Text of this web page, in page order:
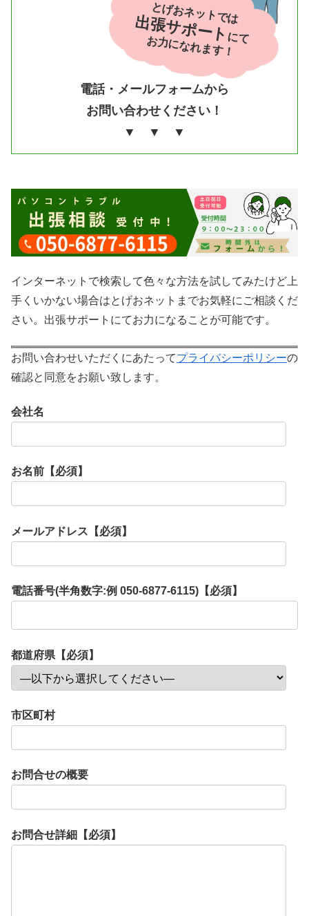
電話・メールフォームから
お問い合わせください！
▼ ▼ ▼
とげおネットでは
出張サポートにて
お力になれます！
インターネットで検索して色々な方法を試してみたけど上
手くいかない場合はとげおネットまでお気軽にご相談くだ
さい。出張サポートにてお力になることが可能です。
お問い合わせいただくにあたってプライバシーポリシーの
確認と同意をお願い致します。
会社名
お名前【必須】
メールアドレス【必須】
電話番号(半角数字:例 050-6877-6115)【必須】
都道府県【必須】
市区町村
お問合せの概要
お問合せ詳細【必須】